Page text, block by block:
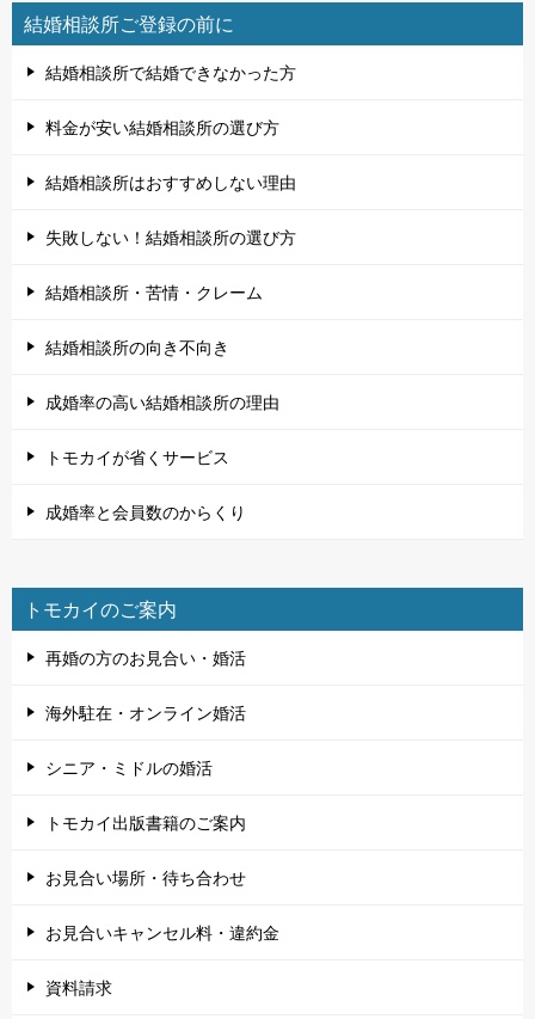
結婚相談所ご登録の前に
結婚相談所で結婚できなかった方
料金が安い結婚相談所の選び方
結婚相談所はおすすめしない理由
失敗しない！結婚相談所の選び方
結婚相談所・苦情・クレーム
結婚相談所の向き不向き
成婚率の高い結婚相談所の理由
トモカイが省くサービス
成婚率と会員数のからくり
トモカイのご案内
再婚の方のお見合い・婚活
海外駐在・オンライン婚活
シニア・ミドルの婚活
トモカイ出版書籍のご案内
お見合い場所・待ち合わせ
お見合いキャンセル料・違約金
資料請求